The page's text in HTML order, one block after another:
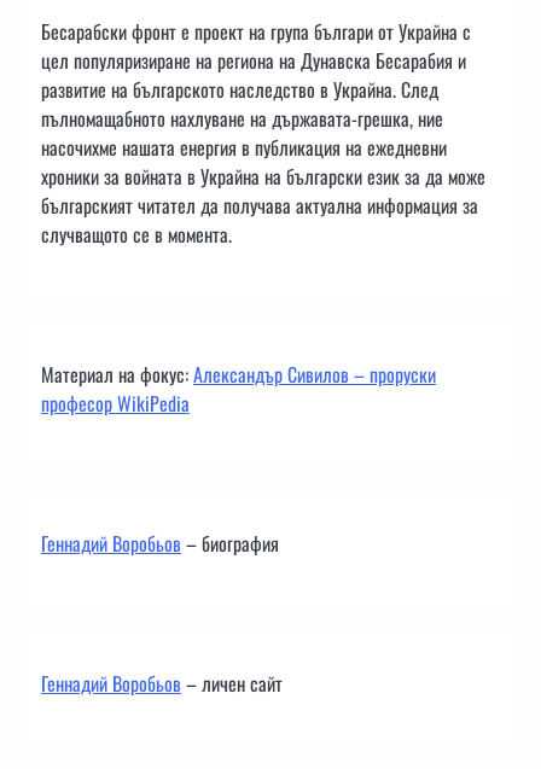
Бесарабски фронт е проект на група българи от Украйна с
цел популяризиране на региона на Дунавска Бесарабия и
развитие на българското наследство в Украйна. След
пълномащабното нахлуване на държавата-грешка, ние
насочихме нашата енергия в публикация на ежедневни
хроники за войната в Украйна на български език за да може
българският читател да получава актуална информация за
случващото се в момента.
Материал на фокус:Александър Сивилов – проруски
професор WikiPedia
Геннадий Воробьов– биография
Геннадий Воробьов– личен сайт